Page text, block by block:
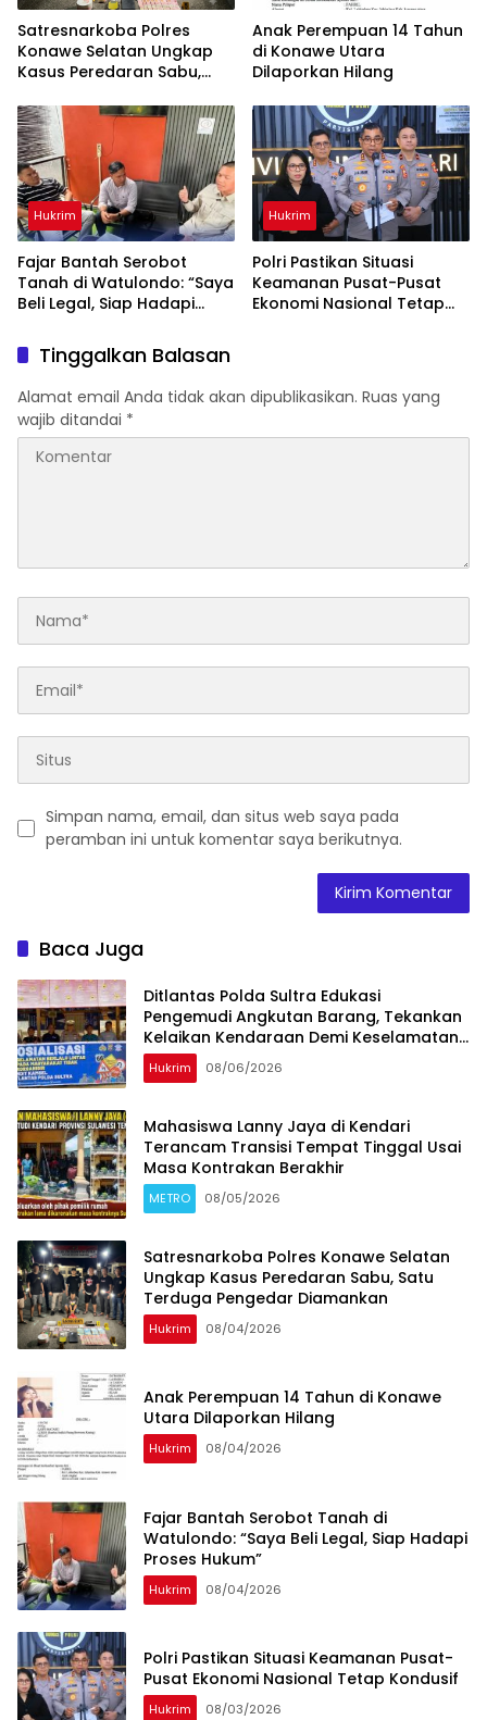
Satresnarkoba Polres
Konawe Selatan Ungkap
Kasus Peredaran Sabu,
Diamankan
Anak Perempuan 14 Tahun
di Konawe Utara
Dilaporkan Hilang
Hukrim
‎Fajar Bantah Serobot
Tanah di Watulondo: “Saya
Beli Legal, Siap Hadapi
Hukrim
Polri Pastikan Situasi
Keamanan Pusat-Pusat
Ekonomi Nasional Tetap
Tinggalkan Balasan
Alamat email Anda tidak akan dipublikasikan. Ruas yang
wajib ditandai *
Simpan nama, email, dan situs web saya pada
peramban ini untuk komentar saya berikutnya.
Baca Juga
Ditlantas Polda Sultra Edukasi
Pengemudi Angkutan Barang, Tekankan
Kelaikan Kendaraan Demi Keselamatan
Berlalu Lintas
Hukrim 08/06/2026
Mahasiswa Lanny Jaya di Kendari
Terancam Transisi Tempat Tinggal Usai
Masa Kontrakan Berakhir
METRO 08/05/2026
Satresnarkoba Polres Konawe Selatan
Ungkap Kasus Peredaran Sabu, Satu
Terduga Pengedar Diamankan
Hukrim 08/04/2026
Anak Perempuan 14 Tahun di Konawe
Utara Dilaporkan Hilang
Hukrim 08/04/2026
‎Fajar Bantah Serobot Tanah di
Watulondo: “Saya Beli Legal, Siap Hadapi
Proses Hukum”
Hukrim 08/04/2026
Polri Pastikan Situasi Keamanan Pusat-
Pusat Ekonomi Nasional Tetap Kondusif
Hukrim 08/03/2026